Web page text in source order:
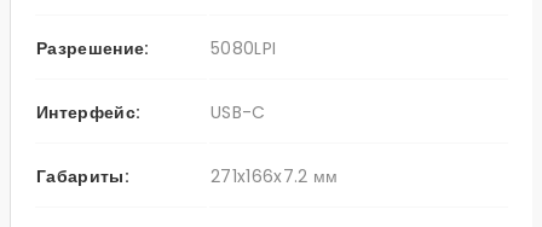
Разрешение: 5080LPI
Интерфейс: USB-C
Габариты: 271x166x7.2 мм